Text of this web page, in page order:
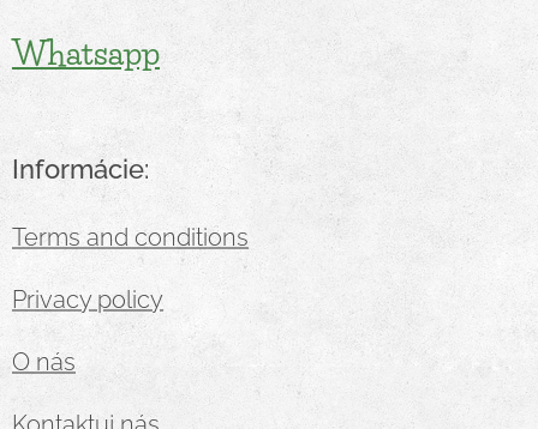
Whatsapp
Informácie:
Terms and conditions
Privacy policy
O nás